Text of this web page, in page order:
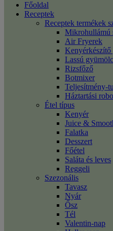
Főoldal
Receptek
Receptek termékek
Mikrohullámú
Air Fryerek
Kenyérkészítő
Lassú
Rizsfőző
Botmixer
Teljesítmény-
Háztartási
Étel típus
Kenyér
Juice &
Falatka
Desszert
Főétel
Saláta és leves
Reggeli
Szezonális
Tavasz
Nyár
Ősz
Tél
Valentin-nap